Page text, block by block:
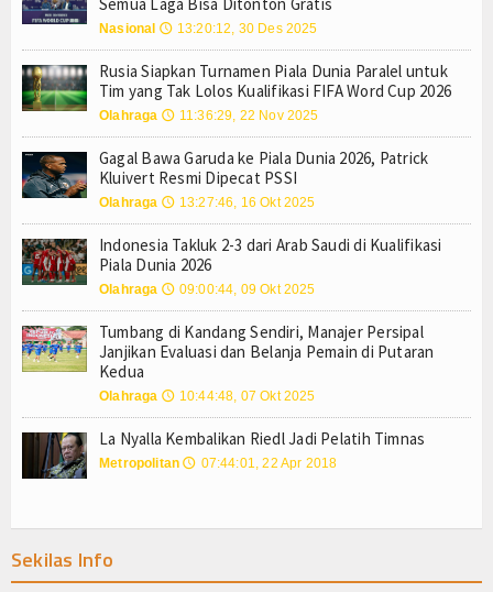
Tokoh
Ceramah
Hikmah
Index Berita
Video
Agenda
Register
Masa Transisi Darurat Gempa Sigi Resmi
Pemprov Sulteng Resmi Layangkan Surat
Resmi, Harga Pertamax hingga Pertamax Turbo
Pemprov Sulteng Sesalkan Pencabutan Status
Mayat Perempuan Ditemukan Mengapung di
Karyawan Hilang Usai Jatuh dari Tongkang di
Palu, Sigi, dan Donggala Jadi Tujuan Wisata
Akhirnya, Penerbangan Internasional Perdana
Suka Rekam Orang Tanpa Izin Buat Konten?
Masa Transisi Darurat Gempa Sigi Resmi
Pemprov Sulteng Resmi Layangkan Surat
Resmi, Harga Pertamax hingga Pertamax Turbo
Pemprov Sulteng Sesalkan Pencabutan Status
Mayat Perempuan Ditemukan Mengapung di
Nasional 🕔 13:20:12, 30 Des 2025
Rusia Siapkan Turnamen Piala Dunia Paralel untuk
Tim yang Tak Lolos Kualifikasi FIFA Word Cup 2026
Olahraga 🕔 11:36:29, 22 Nov 2025
Gagal Bawa Garuda ke Piala Dunia 2026, Patrick
Kluivert Resmi Dipecat PSSI
Olahraga 🕔 13:27:46, 16 Okt 2025
Indonesia Takluk 2-3 dari Arab Saudi di Kualifikasi
Piala Dunia 2026
Olahraga 🕔 09:00:44, 09 Okt 2025
Tumbang di Kandang Sendiri, Manajer Persipal
Janjikan Evaluasi dan Belanja Pemain di Putaran
Kedua
Olahraga 🕔 10:44:48, 07 Okt 2025
La Nyalla Kembalikan Riedl Jadi Pelatih Timnas
Metropolitan 🕔 07:44:01, 22 Apr 2018
Sekilas Info